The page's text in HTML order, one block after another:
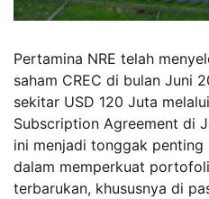
Pertamina NRE telah
saham CREC di bulan Juni
sekitar USD 120 Juta
Subscription Agreement di
ini menjadi tonggak penting
dalam memperkuat
terbarukan, khususnya di